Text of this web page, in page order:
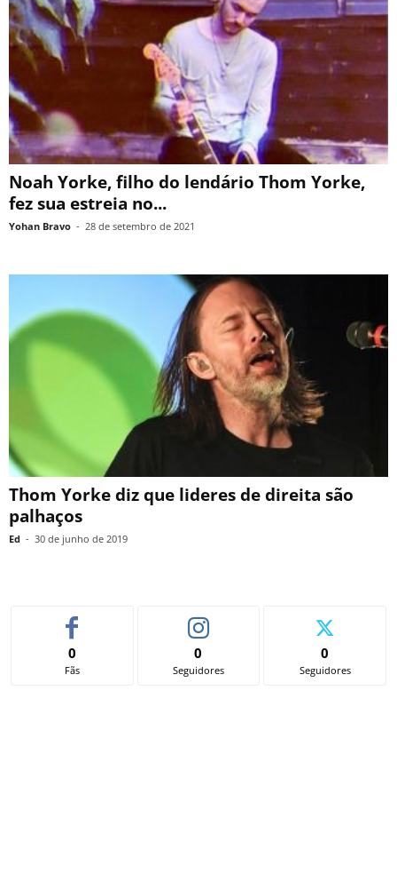
Noah Yorke, filho do lendário Thom Yorke,
fez sua estreia no...
Yohan Bravo - 28 de setembro de 2021
Thom Yorke diz que lideres de direita são
palhaços
Ed - 30 de junho de 2019
0
Fãs
0
Seguidores
0
Seguidores